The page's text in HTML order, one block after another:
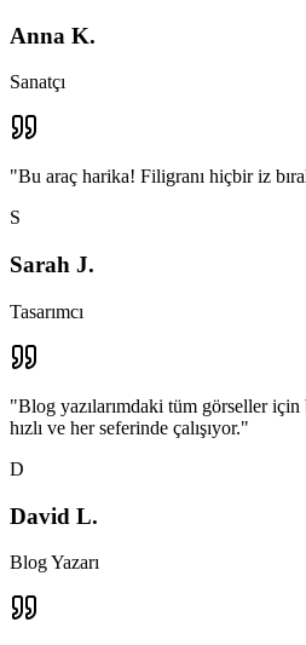
Anna K.
Sanatçı
"Bu araç harika! Filigranı hiçbir iz
S
Sarah J.
Tasarımcı
"Blog yazılarımdaki tüm görseller
hızlı ve her seferinde çalışıyor."
D
David L.
Blog Yazarı